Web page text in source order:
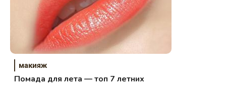
макияж
Помада для лета — топ 7 летних